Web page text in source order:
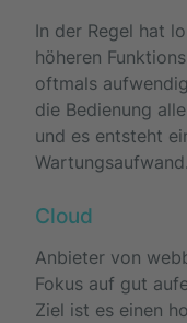
In der Regel hat
höheren
oftmals
die Bedienung
und es entsteht
Wartungsaufwand.
Cloud
Anbieter von
Fokus auf gut
Ziel ist es einen